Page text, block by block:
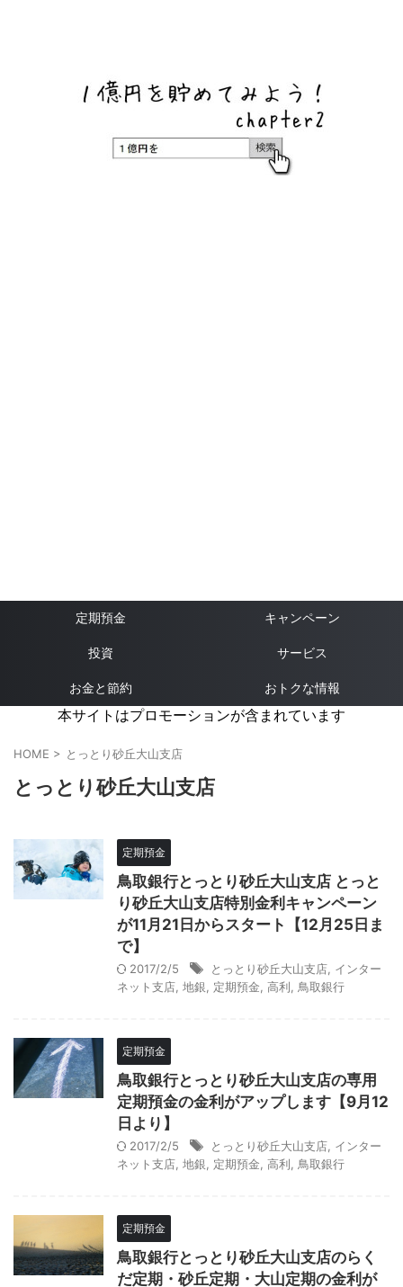
定期預金 キャンペーン
投資 サービス
お金と節約 おトクな情報
本サイトはプロモーションが含まれています
HOME > とっとり砂丘大山支店
とっとり砂丘大山支店
定期預金
鳥取銀行とっとり砂丘大山支店 とっと
り砂丘大山支店特別金利キャンペーン
が11月21日からスタート【12月25日ま
で】
2017/2/5 とっとり砂丘大山支店 インター
ネット支店 地銀 定期預金 高利 鳥取銀行
定期預金
鳥取銀行とっとり砂丘大山支店の専用
定期預金の金利がアップします【9月12
日より】
2017/2/5 とっとり砂丘大山支店 インター
ネット支店 地銀 定期預金 高利 鳥取銀行
定期預金
鳥取銀行とっとり砂丘大山支店のらく
だ定期・砂丘定期・大山定期の金利が